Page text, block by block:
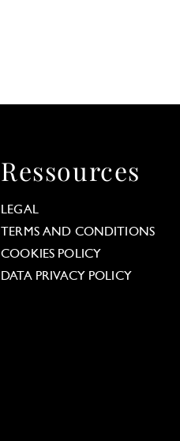
Ressources
LEGAL
TERMS AND CONDITIONS
COOKIES POLICY
DATA PRIVACY POLICY